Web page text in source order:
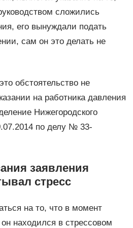
сложились
его вынуждали подать
сам он это делать не
обстоятельство не
на работника давления
Нижегородского
по делу № 33-
заявления
стресс
на то, что в момент
находился в стрессовом